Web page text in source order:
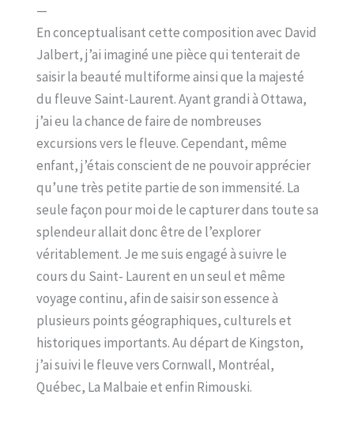
—
En conceptualisant cette composition avec David
Jalbert, j’ai imaginé une pièce qui tenterait de
saisir la beauté multiforme ainsi que la majesté
du fleuve Saint-Laurent. Ayant grandi à Ottawa,
j’ai eu la chance de faire de nombreuses
excursions vers le fleuve. Cependant, même
enfant, j’étais conscient de ne pouvoir apprécier
qu’une très petite partie de son immensité. La
seule façon pour moi de le capturer dans toute sa
splendeur allait donc être de l’explorer
véritablement. Je me suis engagé à suivre le
cours du Saint- Laurent en un seul et même
voyage continu, afin de saisir son essence à
plusieurs points géographiques, culturels et
historiques importants. Au départ de Kingston,
j’ai suivi le fleuve vers Cornwall, Montréal,
Québec, La Malbaie et enfin Rimouski.